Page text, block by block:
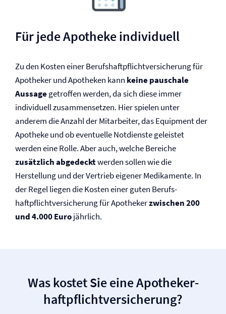
Für jede Apotheke individuell
Zu den Kosten einer Berufs­haftpflicht­versicherung für
Apotheker und Apotheken kann keine pauschale
Aussagegetroffen werden, da sich diese immer
individuell zusammensetzen. Hier spielen unter
anderem die Anzahl der Mitarbeiter, das Equipment der
Apotheke und ob eventuelle Notdienste geleistet
werden eine Rolle. Aber auch, welche Bereiche
zusätzlich abgedecktwerden sollen wie die
Herstellung und der Vertrieb eigener Medikamente. In
der Regel liegen die Kosten einer guten Berufs­
haftpflicht­versicherung für Apothekerzwischen 200
und 4.000 Eurojährlich.
Was kostet Sie eine Apotheker­
haftpflicht­versicherung?